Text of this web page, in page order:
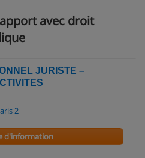
avec droit
JURISTE –
2
d'information